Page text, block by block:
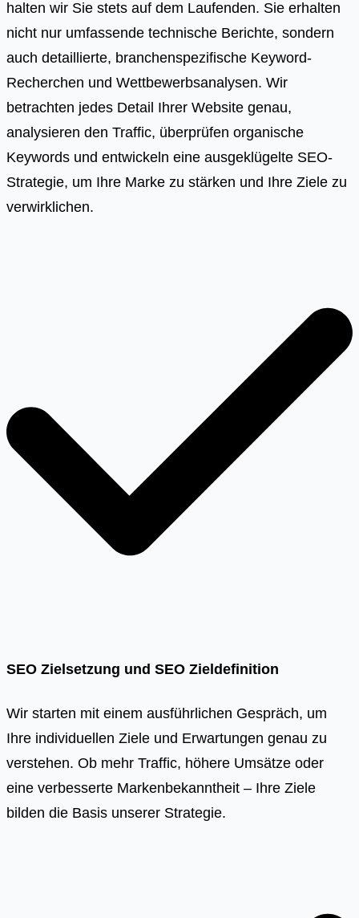
halten wir Sie stets auf dem Laufenden. Sie erhalten
nicht nur umfassende technische Berichte, sondern
auch detaillierte, branchenspezifische Keyword-
Recherchen und Wettbewerbsanalysen. Wir
betrachten jedes Detail Ihrer Website genau,
analysieren den Traffic, überprüfen organische
Keywords und entwickeln eine ausgeklügelte SEO-
Strategie, um Ihre Marke zu stärken und Ihre Ziele zu
verwirklichen.
SEO Zielsetzung und SEO Zieldefinition
Wir starten mit einem ausführlichen Gespräch, um
Ihre individuellen Ziele und Erwartungen genau zu
verstehen. Ob mehr Traffic, höhere Umsätze oder
eine verbesserte Markenbekanntheit – Ihre Ziele
bilden die Basis unserer Strategie.